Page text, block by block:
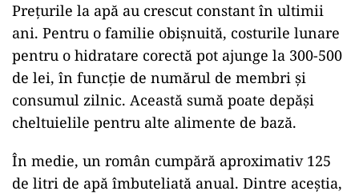
Prețurile la apă au crescut constant în ultimii
ani. Pentru o familie obișnuită, costurile lunare
pentru o hidratare corectă pot ajunge la 300-500
de lei, în funcție de numărul de membri și
consumul zilnic. Această sumă poate depăși
cheltuielile pentru alte alimente de bază.
În medie, un român cumpără aproximativ 125
de litri de apă îmbuteliată anual. Dintre aceștia,